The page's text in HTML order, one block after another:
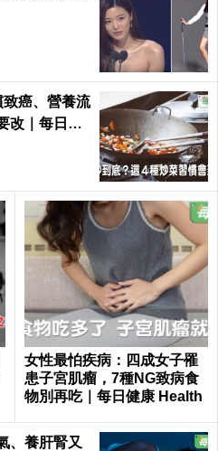
癌、營養流
改｜每日健
女性最怕疾病：四成女子罹
患子宮肌瘤，7種NG致病食
物別再吃｜每日健康 Health
、養肝腎又